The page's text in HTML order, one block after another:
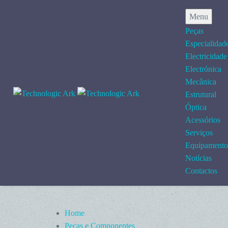
Menu
Peças
Electricidade
Electrónica
Mecânica
Estrutural
Óptica
Acessórios
Serviços
Notícias
Contactos
Home
Peças e Componentes